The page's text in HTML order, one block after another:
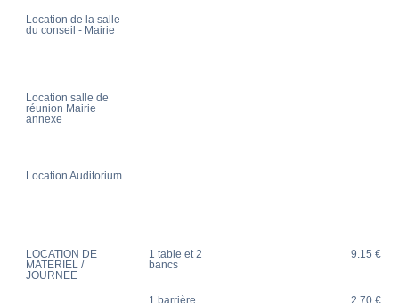
Location de la salle
du conseil - Mairie
Location salle de
réunion Mairie
annexe
Location Auditorium
LOCATION DE
MATERIEL /
JOURNEE
1 table et 2
bancs
9.15 €
1 barrière 2.70 €